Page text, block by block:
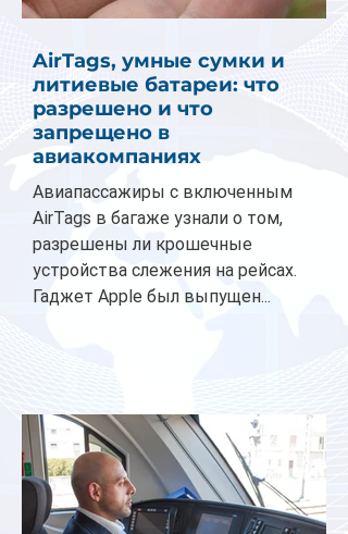
AirTags, умные сумки и
литиевые батареи: что
разрешено и что
запрещено в
авиакомпаниях
Авиапассажиры с включенным
AirTags в багаже узнали о том,
разрешены ли крошечные
устройства слежения на рейсах.
Гаджет Apple был выпущен...